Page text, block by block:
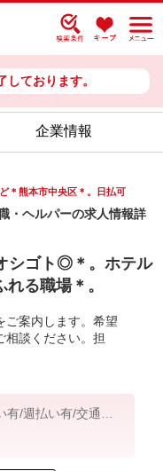
ております。
企業情報
＊熊本市中央区＊。日払可
・ヘルパーの求人情報詳
シゴト◎＊。ホテル
る職場＊。
ご案内します。希望
相談ください。担
/週払い有/交通費